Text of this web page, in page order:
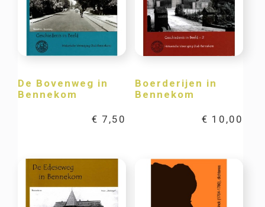
De Bovenweg in
Bennekom
€ 7,50
Boerderijen in
Bennekom
€ 10,00